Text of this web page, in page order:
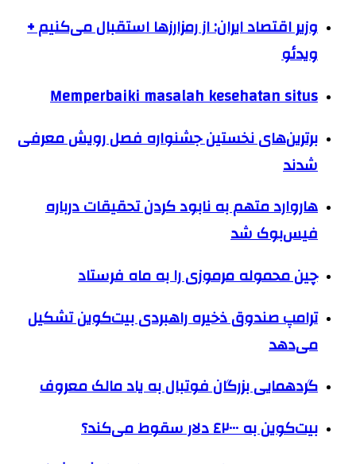
وزیر اقتصاد ایران: از رمزارزها استقبال می‌کنیم +
ویدئو
Memperbaiki masalah kesehatan situs
برترین‌های نخستین جشنواره فصل رویش معرفی
شدند
هاروارد متهم به نابود کردن تحقیقات درباره
فیس‌بوک شد
چین محموله مرموزی را به ماه فرستاد
ترامپ صندوق ذخیره راهبردی بیت‌کوین تشکیل
می‌دهد
گردهمایی بزرگان فوتبال به یاد مالک معروف
بیت‌کوین به ٤٢٠٠٠ دلار سقوط می‌کند؟